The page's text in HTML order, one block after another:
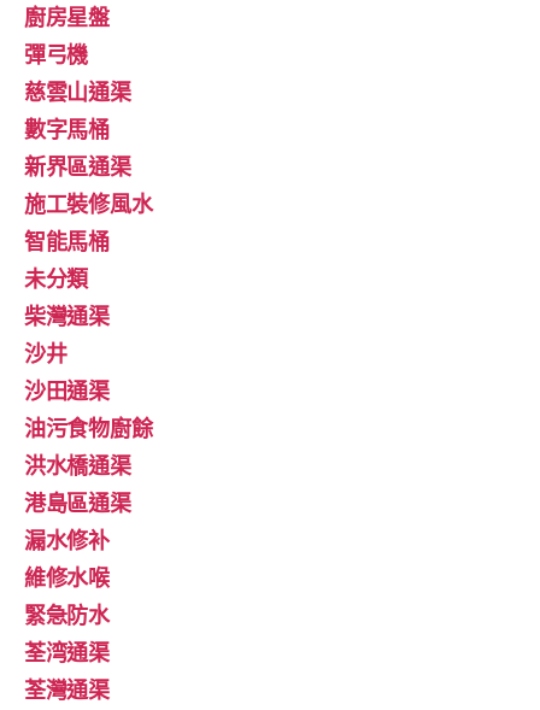
廚房星盤
彈弓機
慈雲山通渠
數字馬桶
新界區通渠
施工裝修風水
智能馬桶
未分類
柴灣通渠
沙井
沙田通渠
油污食物廚餘
洪水橋通渠
港島區通渠
漏水修补
維修水喉
緊急防水
荃湾通渠
荃灣通渠